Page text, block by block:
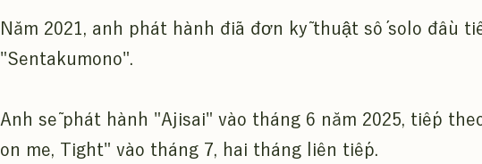
Năm 2021, anh phát hành đĩa đơn kỹ thuật số solo đầu
"Sentakumono".
Anh sẽ phát hành "Ajisai" vào tháng 6 năm 2025, tiếp
on me, Tight" vào tháng 7, hai tháng liên tiếp.